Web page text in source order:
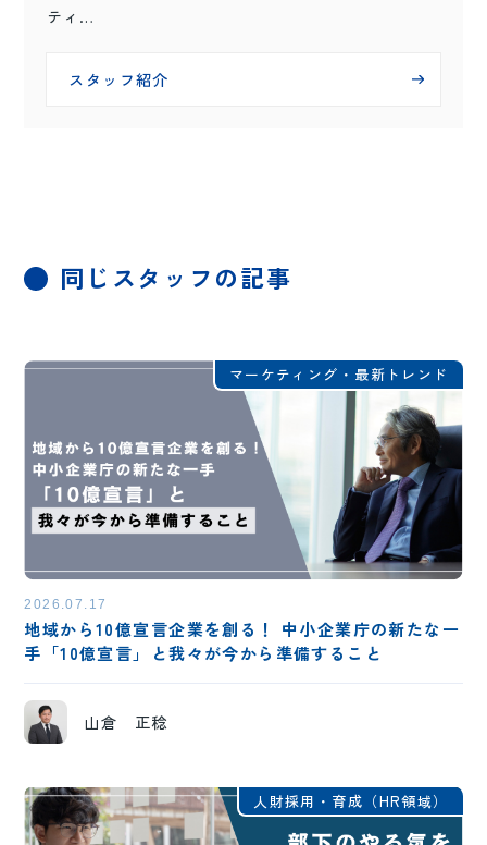
スタッフ紹介
ティ…
同じスタッフの記事
マーケティング・最新トレンド
2026.07.17
地域から10億宣言企業を創る！ 中小企業庁の新たな一
手「10億宣言」と我々が今から準備すること
山倉 正稔
人財採用・育成（HR領域）